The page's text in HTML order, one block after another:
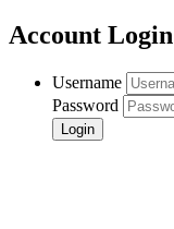
Account Login
Username
Password